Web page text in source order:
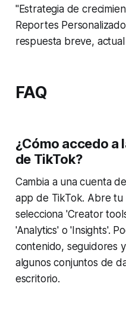
"Estrategia de
Reportes
respuesta breve,
FAQ
¿Cómo accedo a
de TikTok?
Cambia a una cuenta
app de TikTok. Abre
selecciona 'Creator
'Analytics' o 'Insights'.
contenido, seguidores
algunos conjuntos de
escritorio.